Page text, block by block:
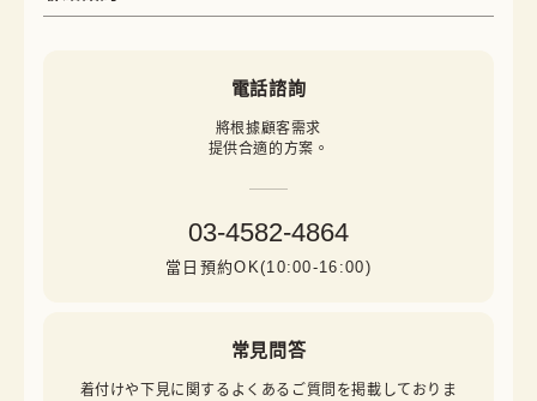
電話諮詢
將根據顧客需求
提供合適的方案。
03-4582-4864
當日預約OK(10:00-16:00)
常見問答
着付けや下見に関するよくあるご質問を掲載しておりま